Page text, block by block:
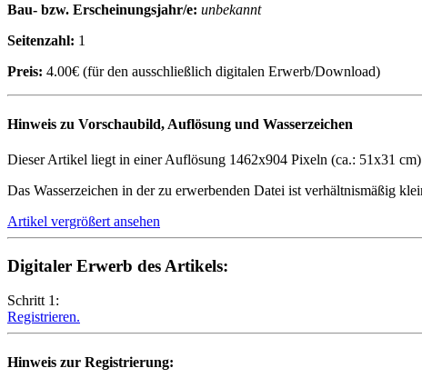
Bau- bzw. Erscheinungsjahr/e: unbekannt
Seitenzahl: 1
Preis: 4.00€ (für den ausschließlich digitalen Erwerb/Download)
Hinweis zu Vorschaubild, Auflösung und Wasserzeichen
Dieser Artikel liegt in einer Auflösung 1462x904 Pixeln (ca.: 51x31
Das Wasserzeichen in der zu erwerbenden Datei ist verhältnismäßig
Artikel vergrößert ansehen
Digitaler Erwerb des Artikels:
Schritt 1:
Registrieren.
Hinweis zur Registrierung: